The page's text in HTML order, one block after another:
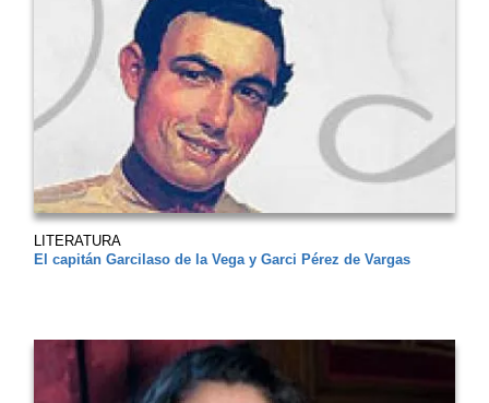
LITERATURA
El capitán Garcilaso de la Vega y Garci Pérez de Vargas